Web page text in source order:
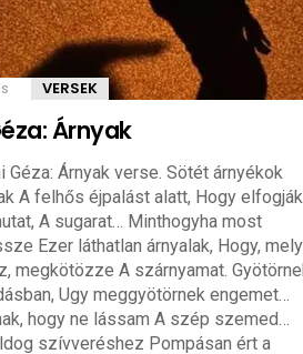
VERSEK
Árnyak
Géza: Árnyak verse. Sötét árnyékok
A felhős éjpalást alatt, Hogy
A sugarat… Minthogyha most
Ezer láthatlan árnyalak, Hogy, mely
megkötözze A szárnyamat.
Ugy meggyötörnek engemet…
hogy ne lássam A szép szemed…
szívveréshez Pompásan ért a